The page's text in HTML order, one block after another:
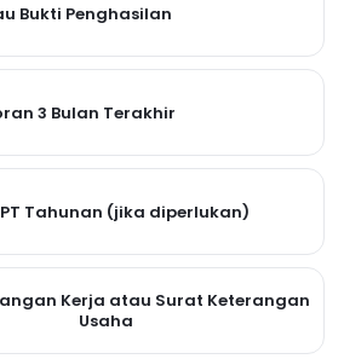
Bukti Penghasilan
3 Bulan Terakhir
Tahunan (jika diperlukan)
Kerja atau Surat Keterangan
Usaha